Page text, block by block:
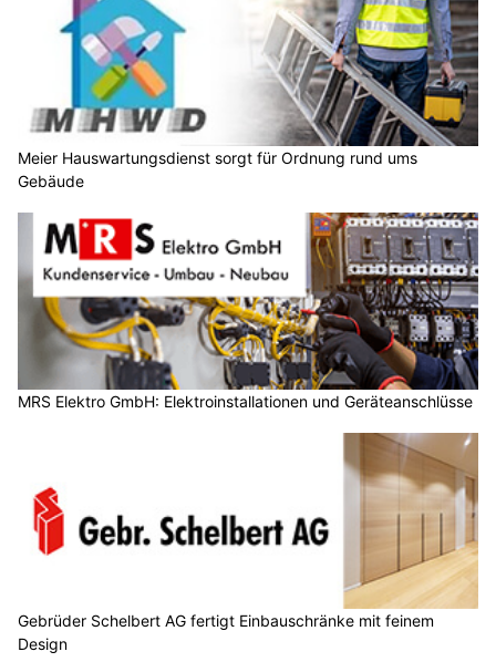
Meier Hauswartungsdienst sorgt für Ordnung rund ums
Gebäude
MRS Elektro GmbH: Elektroinstallationen und Geräteanschlüsse
Gebrüder Schelbert AG fertigt Einbauschränke mit feinem
Design